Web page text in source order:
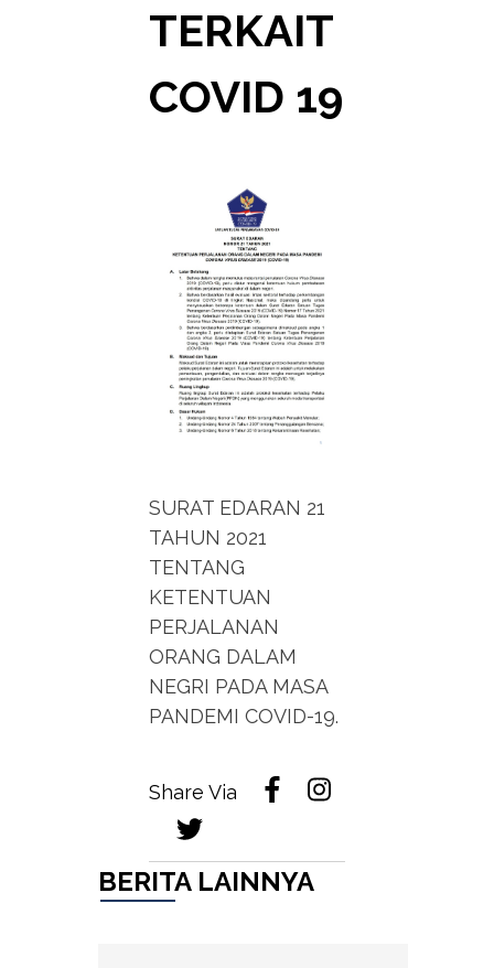
TERKAIT
COVID 19
SURAT EDARAN 21
TAHUN 2021
TENTANG
KETENTUAN
PERJALANAN
ORANG DALAM
NEGRI PADA MASA
PANDEMI COVID-19.
Share Via
BERITA LAINNYA